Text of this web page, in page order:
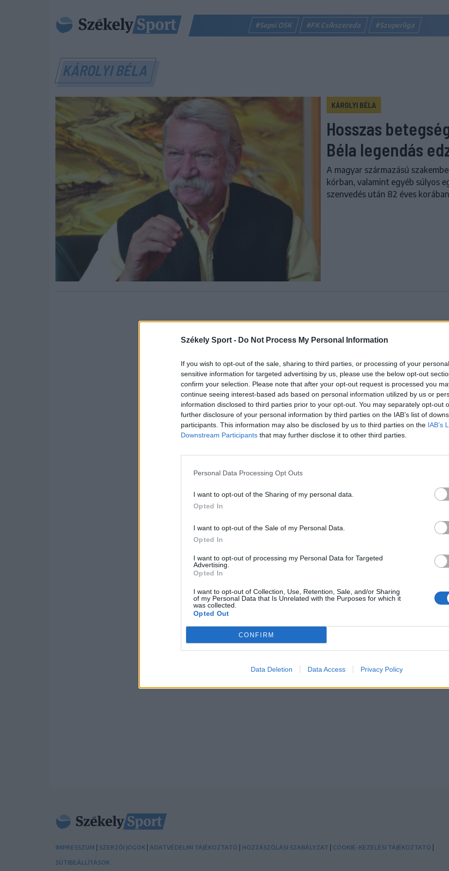
Székely Sport - Do Not Process My Personal Information
If you wish to opt-out of the sale, sharing to third parties, or processing of your
sensitive information for targeted advertising by us, please use the below opt-out
confirm your selection. Please note that after your opt-out request is processed you
continue seeing interest-based ads based on personal information utilized by us or
information disclosed to third parties prior to your opt-out. You may separately opt-out
further disclosure of your personal information by third parties on the IAB’s list of
participants. This information may also be disclosed by us to third parties on the IAB’s
Downstream Participants that may further disclose it to other third parties.
Personal Data Processing Opt Outs
I want to opt-out of the Sharing of my personal data.
Opted In
I want to opt-out of the Sale of my Personal Data.
Opted In
I want to opt-out of processing my Personal Data for Targeted
Advertising.
Opted In
I want to opt-out of Collection, Use, Retention, Sale, and/or Sharing
of my Personal Data that Is Unrelated with the Purposes for which it
was collected.
Opted Out
CONFIRM
Data Deletion Data Access Privacy Policy
#Sepsi OSK #FK Csíkszereda #Szuperliga
KÁROLYI BÉLA
KÁROLYI BÉLA
Hosszas
Béla legendás
A magyar származású
kórban, valamint egyéb súlyos
szenvedés után 82 éves
Korábbi cikkek betöltése
IMPRESSZUM | SZERZŐI JOGOK | ADATVÉDELMI TÁJÉKOZTATÓ | HOZZÁSZÓLÁSI SZABÁLYZAT | COOKIE-KEZELÉSI TÁJÉKOZTATÓ |
SÜTIBEÁLLÍTÁSOK